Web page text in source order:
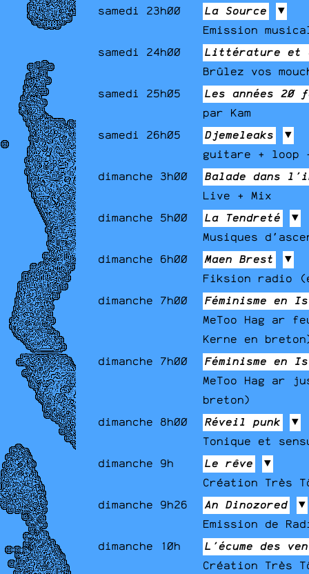
samedi 23h00 La Source
▼
Emission
samedi 24h00
Littérature et
Brûlez vos
samedi 25h05
Les années 20
par Kam
samedi 26h05
Djemeleaks
▼
guitare + loop
dimanche 3h00
Balade dans
Live + Mix
dimanche 5h00
La Tendreté
▼
Musiques
dimanche 6h00
Maen Brest
▼
Fiksion radio
dimanche 7h00
Féminisme en
MeToo Hag ar
Kerne en
dimanche 7h00
Féminisme en
MeToo Hag ar
breton)
dimanche 8h00
Réveil punk
▼
Tonique et
dimanche 9h
Le rêve
▼
Création Très
dimanche 9h26
An Dinozored
▼
Emission de
dimanche 10h
L'écume des
Création Très